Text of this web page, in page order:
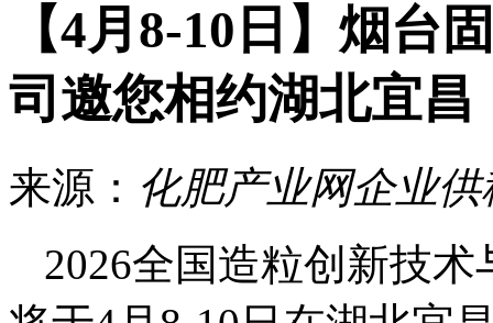
【4月8-10日】烟台
司邀您相约湖北宜昌
来源： 化肥产业网企业供
2026全国造粒创新技